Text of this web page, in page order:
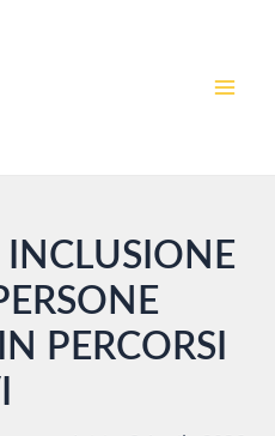
INCLUSIONE
PERCORSI